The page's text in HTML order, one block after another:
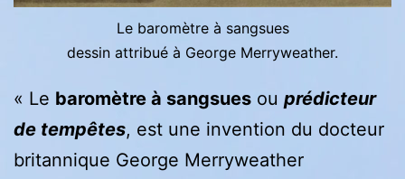
Le baromètre à sangsues
dessin attribué à George Merryweather.
« Le baromètre à sangsues ou prédicteur
de tempêtes, est une invention du docteur
britannique George Merryweather